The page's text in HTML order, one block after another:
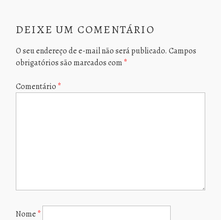
DEIXE UM COMENTÁRIO
O seu endereço de e-mail não será publicado. Campos
obrigatórios são marcados com *
Comentário *
Nome *